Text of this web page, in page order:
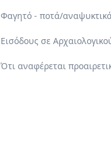
Φαγητό - ποτά/
Εισόδους σε
Ότι αναφέρεται